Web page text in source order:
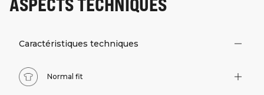
Caractéristiques techniques
Normal fit